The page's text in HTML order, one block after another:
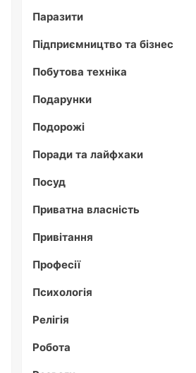
Паразити
Підприємництво та бізнес
Побутова техніка
Подарунки
Подорожі
Поради та лайфхаки
Посуд
Приватна власність
Привітання
Професії
Психологія
Релігія
Робота